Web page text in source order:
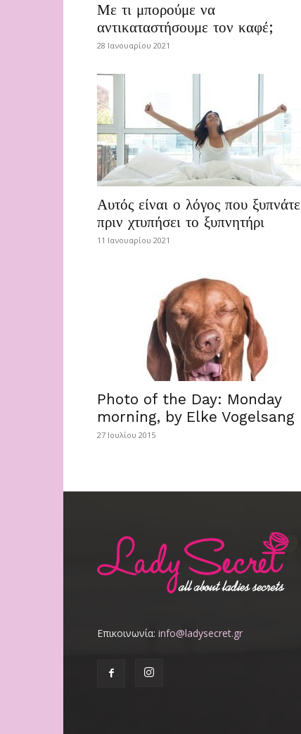
Με τι μπορούμε να
αντικαταστήσουμε τον καφέ;
28 Ιανουαρίου 2021
Αυτός είναι ο λόγος που ξυπνάτε
πριν χτυπήσει το ξυπνητήρι
11 Ιανουαρίου 2021
Photo of the Day: Monday
morning, by Elke Vogelsang
27 Ιουλίου 2015
Επικοινωνία: info@ladysecret.gr